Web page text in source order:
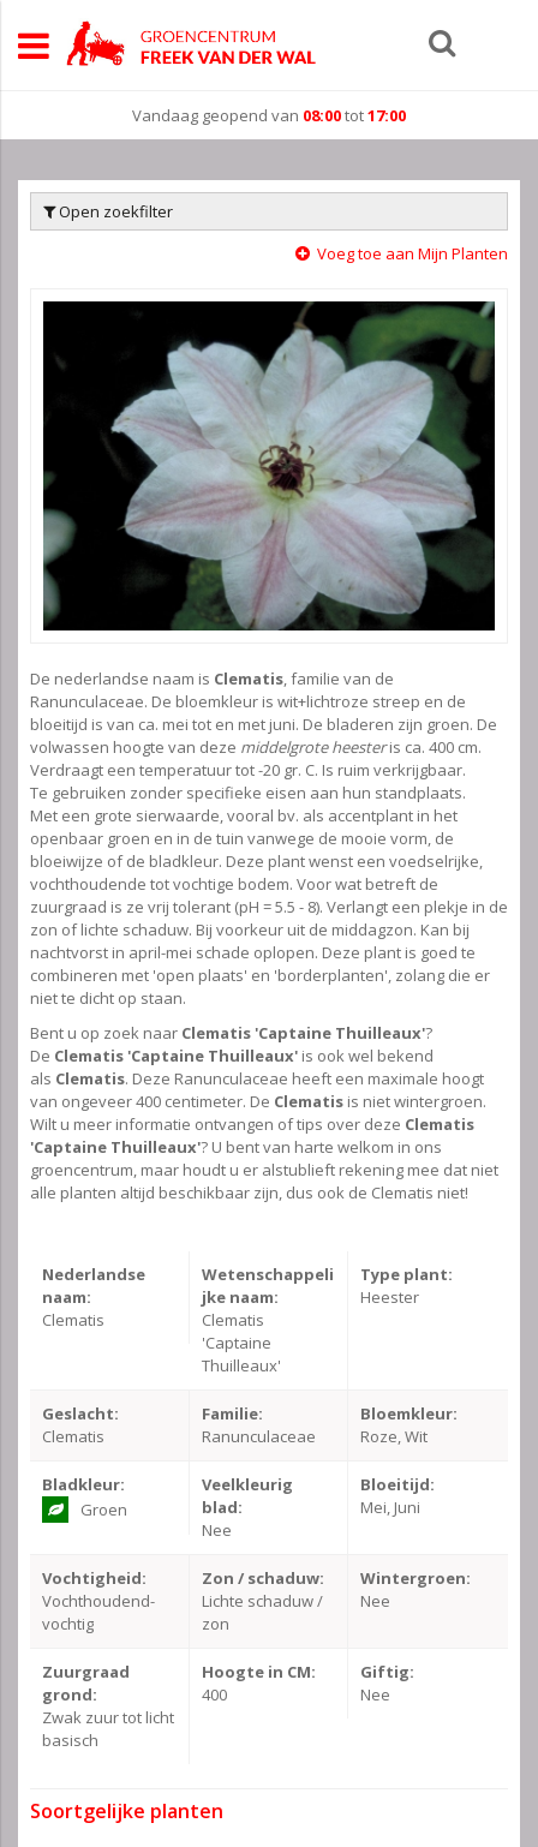
Vandaag geopend van 08:00tot17:00
Open zoekfilter
Voeg toe aan Mijn Planten
De nederlandse naam is Clematis, familie van de
Ranunculaceae. De bloemkleur is wit+lichtroze streep en de
bloeitijd is van ca. mei tot en met juni. De bladeren zijn groen. De
volwassen hoogte van deze middelgrote heesteris ca. 400 cm.
Verdraagt een temperatuur tot -20 gr. C. Is ruim verkrijgbaar.
Te gebruiken zonder specifieke eisen aan hun standplaats.
Met een grote sierwaarde, vooral bv. als accentplant in het
openbaar groen en in de tuin vanwege de mooie vorm, de
bloeiwijze of de bladkleur. Deze plant wenst een voedselrijke,
vochthoudende tot vochtige bodem. Voor wat betreft de
zuurgraad is ze vrij tolerant (pH = 5.5 - 8). Verlangt een plekje in de
zon of lichte schaduw. Bij voorkeur uit de middagzon. Kan bij
nachtvorst in april-mei schade oplopen. Deze plant is goed te
combineren met 'open plaats' en 'borderplanten', zolang die er
niet te dicht op staan.
Bent u op zoek naar Clematis 'Captaine Thuilleaux'?
De Clematis 'Captaine Thuilleaux' is ook wel bekend
als Clematis. Deze Ranunculaceae heeft een maximale hoogt
van ongeveer 400 centimeter. De Clematis is niet wintergroen.
Wilt u meer informatie ontvangen of tips over deze Clematis
'Captaine Thuilleaux'? U bent van harte welkom in ons
groencentrum, maar houdt u er alstublieft rekening mee dat niet
alle planten altijd beschikbaar zijn, dus ook de Clematis niet!
Nederlandse
naam:
Clematis
Wetenschappeli
jke naam:
Clematis
'Captaine
Thuilleaux'
Type plant:
Heester
Geslacht:
Clematis
Familie:
Ranunculaceae
Bloemkleur:
Roze, Wit
Bladkleur:
Groen
Veelkleurig
blad:
Nee
Bloeitijd:
Mei, Juni
Vochtigheid:
Vochthoudend-
vochtig
Zon / schaduw:
Lichte schaduw /
zon
Wintergroen:
Nee
Zuurgraad
grond:
Zwak zuur tot licht
basisch
Hoogte in CM:
400
Giftig:
Nee
Soortgelijke planten